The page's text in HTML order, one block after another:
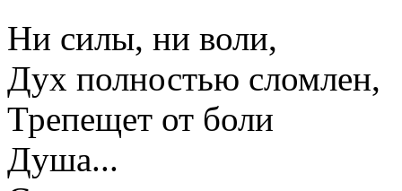
Ни силы, ни воли,
Дух полностью сломлен,
Трепещет от боли
Душа...